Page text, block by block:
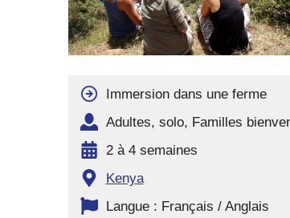
Immersion dans une ferme
Adultes, solo, Familles
2 à 4 semaines
Kenya
Langue : Français / Anglais